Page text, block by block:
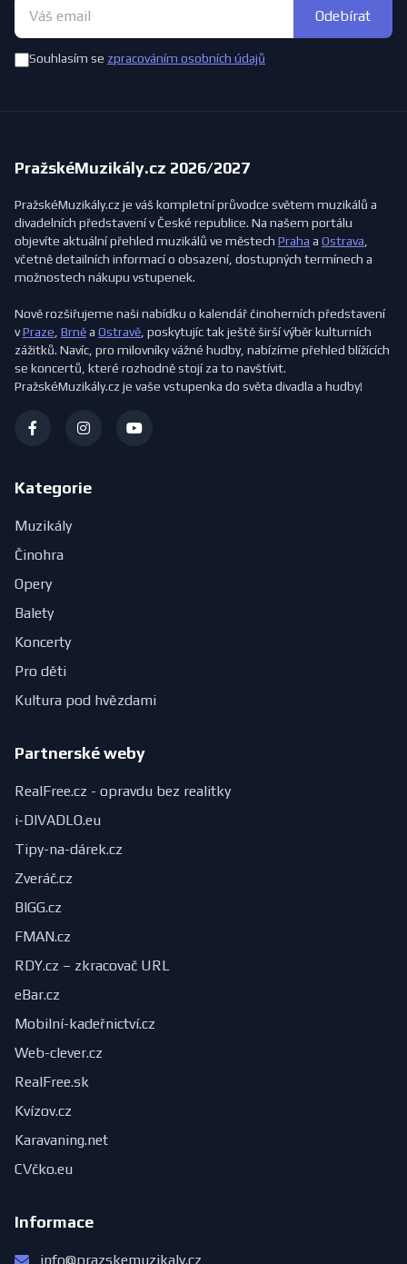
Odebírat
Souhlasím se zpracováním osobních údajů
PražskéMuzikály.cz 2026/2027
PražskéMuzikály.cz je váš kompletní průvodce světem muzikálů a
divadelních představení v České republice. Na našem portálu
objevíte aktuální přehled muzikálů ve městech Praha a Ostrava
včetně detailních informací o obsazení, dostupných termínech a
možnostech nákupu vstupenek.
Nově rozšiřujeme naši nabídku o kalendář činoherních představení
vPraze Brněa Ostravě , poskytujíc tak ještě širší výběr kulturních
zážitků. Navíc, pro milovníky vážné hudby, nabízíme přehled blížících
se koncertů, které rozhodně stojí za to navštívit.
PražskéMuzikály.cz je vaše vstupenka do světa divadla a hudby!
Kategorie
Muzikály
Činohra
Opery
Balety
Koncerty
Pro děti
Kultura pod hvězdami
Partnerské weby
RealFree.cz - opravdu bez realitky
i-DIVADLO.eu
Tipy-na-dárek.cz
Zveráč.cz
BIGG.cz
FMAN.cz
RDY.cz – zkracovač URL
eBar.cz
Mobilní-kadeřnictví.cz
Web-clever.cz
RealFree.sk
Kvízov.cz
Karavaning.net
CVčko.eu
Informace
info@prazskemuzikaly.cz